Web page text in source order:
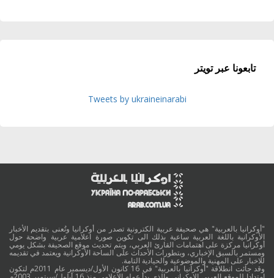
تابعونا عبر تويتر
Tweets by ukraineinarabi
"أوكرانيا بالعربية" هي صحيفة عربية الكترونية تصدر من أوكرانيا وتُعنى بتقديم الأخبار
الأوكرانية باللغة العربية ساعية بذلك الى تكوين صورة اعلامية عربية واضحة حول
أوكرانيا مركزة على اهتمامات القارئ العربي، ويتم تحديث موقع الصحيفة بشكل يومي
ومستمر بالسبق الإخباري، وبتطورات الأحداث على الساحة الأوكرانية ويعتمد في تقديمه
للاخبار على المهنية والموضوعية والحيادية التامة.
وقد جائت انطلاقة "أوكرانيا بالعربية" في 16 كانون الأول/ديسمبر عام 2011م لتكون